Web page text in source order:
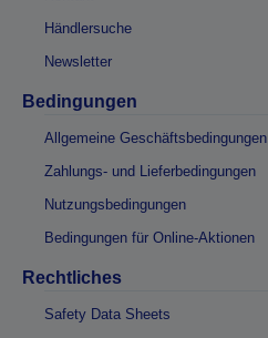
Händlersuche
Newsletter
Bedingungen
Allgemeine Geschäftsbedingungen
Zahlungs- und Lieferbedingungen
Nutzungsbedingungen
Bedingungen für Online-Aktionen
Rechtliches
Safety Data Sheets